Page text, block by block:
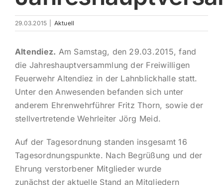
29.03.2015 Aktuell
Altendiez. Am Samstag, den 29.03.2015, fand
die Jahreshauptversammlung der Freiwilligen
Feuerwehr Altendiez in der Lahnblickhalle statt.
Unter den Anwesenden befanden sich unter
anderem Ehrenwehrführer Fritz Thorn, sowie der
stellvertretende Wehrleiter Jörg Meid.
Auf der Tagesordnung standen insgesamt 16
Tagesordnungspunkte. Nach Begrüßung und der
Ehrung verstorbener Mitglieder wurde
zunächst der aktuelle Stand an Mitgliedern